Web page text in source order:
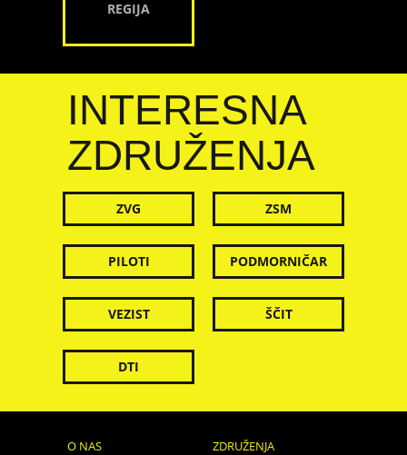
REGIJA
INTERESNA
ZDRUŽENJA
ZVG ZSM
PILOTI PODMORNIČAR
VEZIST ŠČIT
DTI
O NAS ZDRUŽENJA